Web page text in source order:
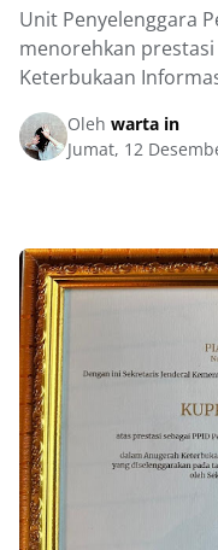
Unit Penyelenggara
menorehkan
Keterbukaan
Oleh warta in
Jumat, 12